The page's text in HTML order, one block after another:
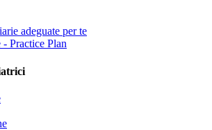
adeguate per te
- Practice Plan